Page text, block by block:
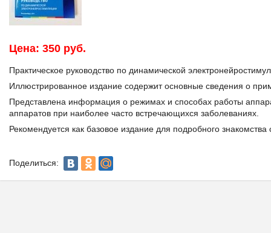
Цена: 350 руб.
Практическое руководство по динамической
Иллюстрированное издание содержит основные сведения о
Представлена информация о режимах и способах работы
аппаратов при наиболее часто встречающихся заболеваниях.
Рекомендуется как базовое издание для подробного
Поделиться: